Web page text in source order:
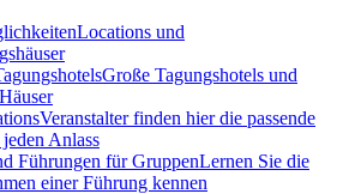
Locations und
Große Tagungshotels und
Veranstalter finden hier die passende
Anlass
Führungen für GruppenLernen Sie die
einer Führung kennen